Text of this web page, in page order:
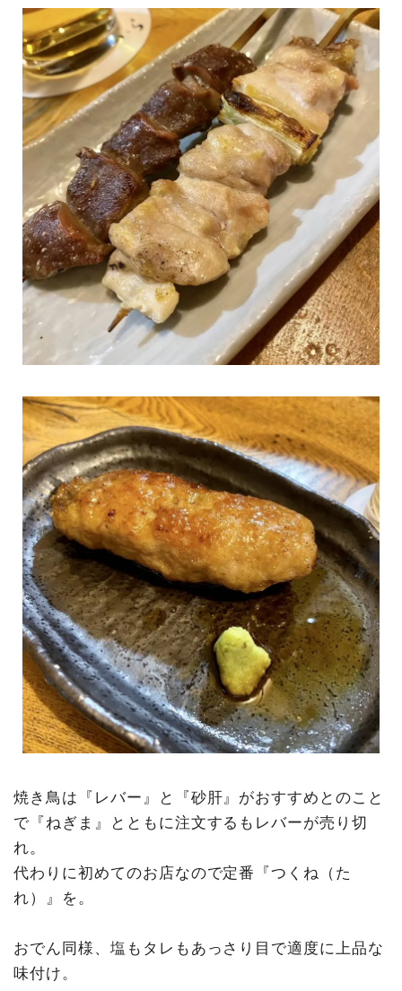
焼き鳥は『レバー』と『砂肝』がおすすめとのこと
で『ねぎま』とともに注文するもレバーが売り切
れ。
代わりに初めてのお店なので定番『つくね（た
れ）』を。
おでん同様、塩もタレもあっさり目で適度に上品な
味付け。